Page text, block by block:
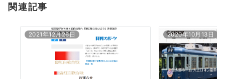
関連記事
2021年12月26日 2020年10月13日